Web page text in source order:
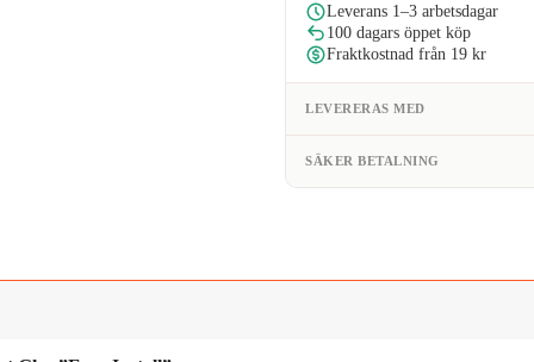
Leverans 1–3 arbetsdagar
100 dagars öppet köp
Fraktkostnad från 19 kr
LEVERERAS MED
SÄKER BETALNING